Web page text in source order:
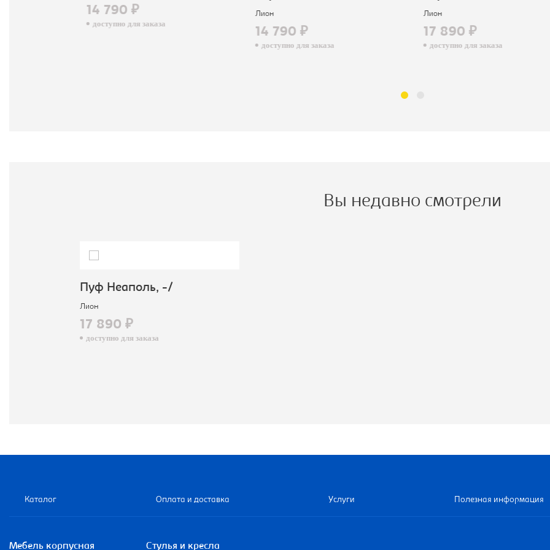
14 790 ₽
доступно для заказа
Лион
14 790 ₽
доступно для заказа
Лион
17 890 ₽
доступно для заказа
Вы недавно смотрели
Пуф Неаполь, -/
Лион
17 890 ₽
доступно для заказа
Каталог Оплата и доставка Услуги Полезная информация
Мебель корпусная Стулья и кресла